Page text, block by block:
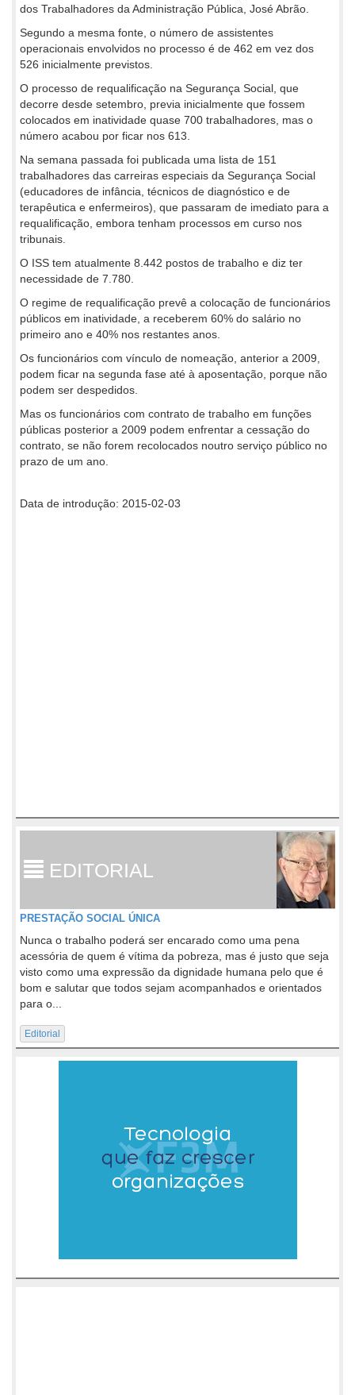
dos Trabalhadores da Administração Pública, José Abrão.
Segundo a mesma fonte, o número de assistentes
operacionais envolvidos no processo é de 462 em vez dos
526 inicialmente previstos.
O processo de requalificação na Segurança Social, que
decorre desde setembro, previa inicialmente que fossem
colocados em inatividade quase 700 trabalhadores, mas o
número acabou por ficar nos 613.
Na semana passada foi publicada uma lista de 151
trabalhadores das carreiras especiais da Segurança Social
(educadores de infância, técnicos de diagnóstico e de
terapêutica e enfermeiros), que passaram de imediato para a
requalificação, embora tenham processos em curso nos
tribunais.
O ISS tem atualmente 8.442 postos de trabalho e diz ter
necessidade de 7.780.
O regime de requalificação prevê a colocação de funcionários
públicos em inatividade, a receberem 60% do salário no
primeiro ano e 40% nos restantes anos.
Os funcionários com vínculo de nomeação, anterior a 2009,
podem ficar na segunda fase até à aposentação, porque não
podem ser despedidos.
Mas os funcionários com contrato de trabalho em funções
públicas posterior a 2009 podem enfrentar a cessação do
contrato, se não forem recolocados noutro serviço público no
prazo de um ano.
Data de introdução: 2015-02-03
EDITORIAL
PRESTAÇÃO SOCIAL ÚNICA
Nunca o trabalho poderá ser encarado como uma pena
acessória de quem é vítima da pobreza, mas é justo que seja
visto como uma expressão da dignidade humana pelo que é
bom e salutar que todos sejam acompanhados e orientados
para o...
Editorial